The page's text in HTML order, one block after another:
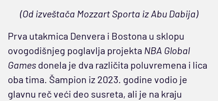
(Od izveštača Mozzart Sporta iz Abu Dabija)
Prva utakmica Denvera i Bostona u sklopu
ovogodišnjeg poglavlja projekta NBA Global
Games donela je dva različita poluvremena i lica
oba tima. Šampion iz 2023. godine vodio je
glavnu reč veći deo susreta, ali je na kraju